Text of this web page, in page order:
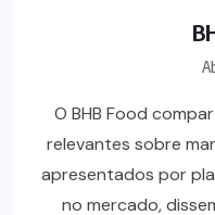
O BHB Food
relevantes sobre
apresentados por
no mercado,